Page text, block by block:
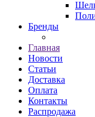
Бренды
Главная
Новости
Статьи
Доставка
Оплата
Контакты
Распродажа